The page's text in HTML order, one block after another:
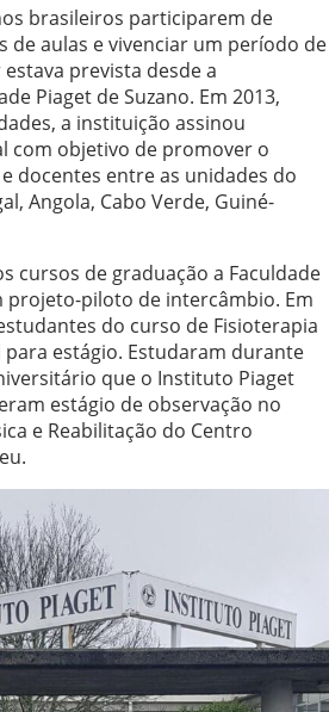
brasileiros participarem de
de aulas e vivenciar um período de
prevista desde a
Piaget de Suzano. Em 2013,
a instituição assinou
com objetivo de promover o
docentes entre as unidades do
Angola, Cabo Verde, Guiné-
cursos de graduação a Faculdade
projeto-piloto de intercâmbio. Em
do curso de Fisioterapia
estágio. Estudaram durante
que o Instituto Piaget
estágio de observação no
e Reabilitação do Centro